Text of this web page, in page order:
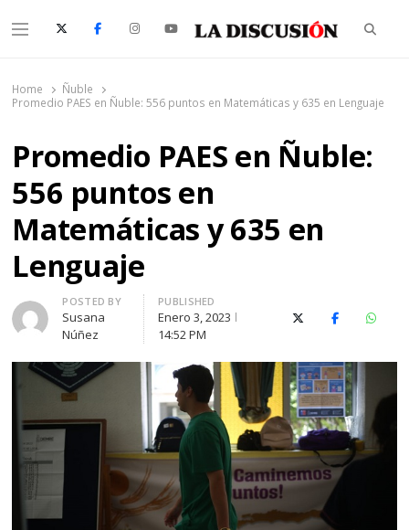
Menu
Home
Ñuble
Promedio PAES en Ñuble: 556 puntos en Matemáticas y 635 en Lenguaje
Promedio PAES en Ñuble:
556 puntos en
Matemáticas y 635 en
Lenguaje
Author
POSTED BY
Susana
Núñez
PUBLISHED
Enero 3, 2023
14:52 PM
X (Twitter)Facebook